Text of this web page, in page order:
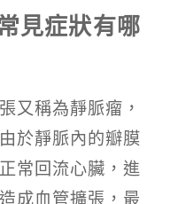
見症狀有哪
又稱為靜脈瘤，
於靜脈內的瓣膜
常回流心臟，進
成血管擴張，最